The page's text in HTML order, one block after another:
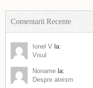
Comentarii Recente
Ionel V la:
Visul
Noname la:
Despre ateism